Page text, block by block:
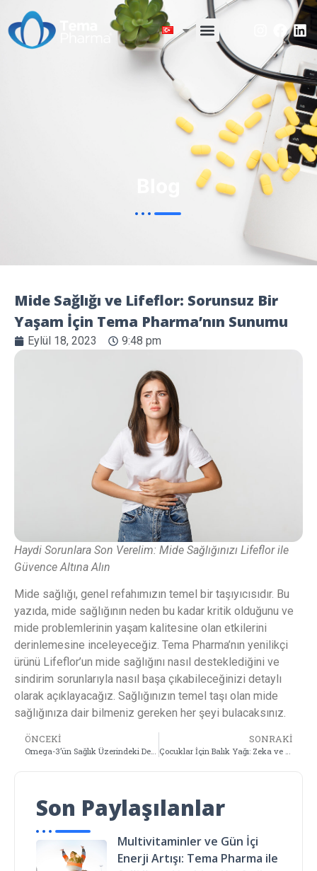
Mide Sağlığı ve Lifeflor: Sorunsuz Bir
Yaşam İçin Tema Pharma’nın Sunumu
Eylül 18, 2023 9:48 pm
Haydi Sorunlara Son Verelim: Mide Sağlığınızı Lifeflor ile
Güvence Altına Alın
Mide sağlığı, genel refahımızın temel bir taşıyıcısıdır. Bu
yazıda, mide sağlığının neden bu kadar kritik olduğunu ve
mide problemlerinin yaşam kalitesine olan etkilerini
derinlemesine inceleyeceğiz. Tema Pharma’nın yenilikçi
ürünü Lifeflor’un mide sağlığını nasıl desteklediğini ve
sindirim sorunlarıyla nasıl başa çıkabileceğinizi detaylı
olarak açıklayacağız. Sağlığınızın temel taşı olan mide
sağlığınıza dair bilmeniz gereken her şeyi bulacaksınız.
ÖNCEKI SONRAKI
Son Paylaşılanlar
Multivitaminler ve Gün İçi
Enerji Artışı: Tema Pharma ile